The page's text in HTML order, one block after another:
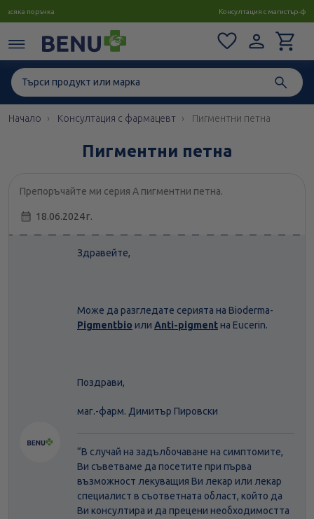
Консултация с магистър-фармацевт до 1 час
Начало Консултация с фармацевт Пигментни петна
Пигментни петна
Препоръчайте ми серия А пигментни петна.
18.06.2024 г.
Здравейте,
Може да разгледате серията на Bioderma-
Pigmentbio или Anti-pigmentна Eucerin.
Поздрави,
маг.-фарм. Димитър Пировски
“В случай на задълбочаване на симптомите,
Ви съветваме да посетите при първа
възможност лекуващия Ви лекар или лекар
специалист в съответната област, който да
Ви консултира и да прецени необходимостта